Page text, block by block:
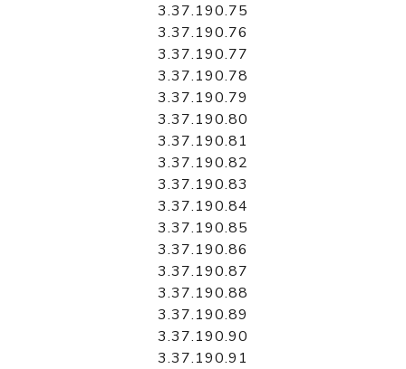
3.37.190.75
3.37.190.76
3.37.190.77
3.37.190.78
3.37.190.79
3.37.190.80
3.37.190.81
3.37.190.82
3.37.190.83
3.37.190.84
3.37.190.85
3.37.190.86
3.37.190.87
3.37.190.88
3.37.190.89
3.37.190.90
3.37.190.91